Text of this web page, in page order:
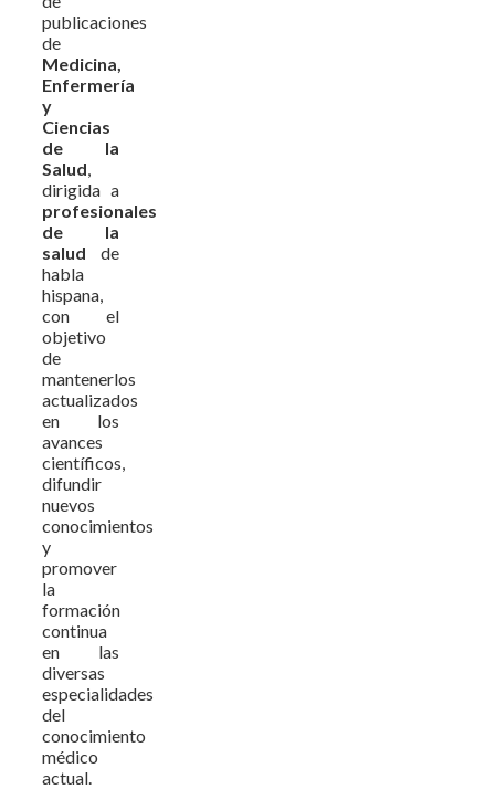
publicaciones
de
Medicina,
Enfermería
y
Ciencias
de la
Salud,
dirigida a
profesionales
de la
salud de
habla
hispana,
con el
objetivo
de
mantenerlos
actualizados
en los
avances
científicos,
difundir
nuevos
conocimientos
y
promover
la
formación
continua
en las
diversas
especialidades
del
conocimiento
médico
actual.